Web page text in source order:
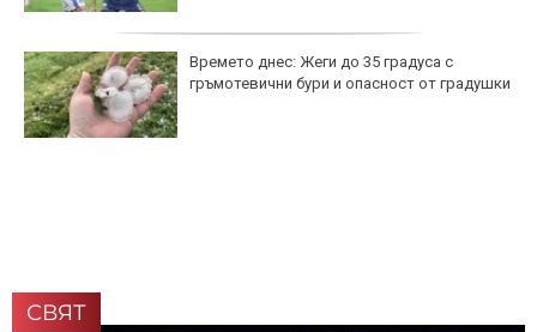
Времето днес: Жеги до 35 градуса с
гръмотевични бури и опасност от градушки
СВЯТ